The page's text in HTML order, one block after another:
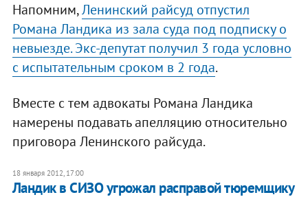
Напомним,Ленинский райсуд отпустил
Романа Ландика из зала суда под подписку о
невыезде. Экс-депутат получил 3 года условно
с испытательным сроком в 2 года.
Вместе с тем адвокаты Романа Ландика
намерены подавать апелляцию относительно
приговора Ленинского райсуда.
18 января 2012, 17:00
Ландик в СИЗО угрожал расправой тюремщику